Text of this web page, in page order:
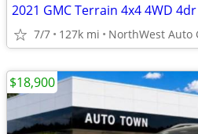
2021 GMC Terrain 4x4 4WD 4dr
7/7 127k mi NorthWest Auto
$18,900